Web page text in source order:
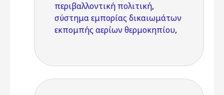
περιβαλλοντική πολιτική,
σύστημα εμπορίας δικαιωμάτων
εκπομπής αερίων θερμοκηπίου,